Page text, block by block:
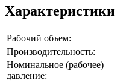
Характеристики
Рабочий объем:
Производительность:
Номинальное (рабочее)
давление: